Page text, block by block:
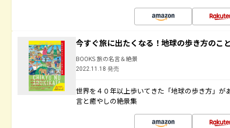
今すぐ旅に出たくなる！地球の歩き方のこ
BOOKS 旅の名言＆絶景
2022.11.18 発売
世界を４０年以上歩いてきた「地球の歩き方」
言と癒やしの絶景集